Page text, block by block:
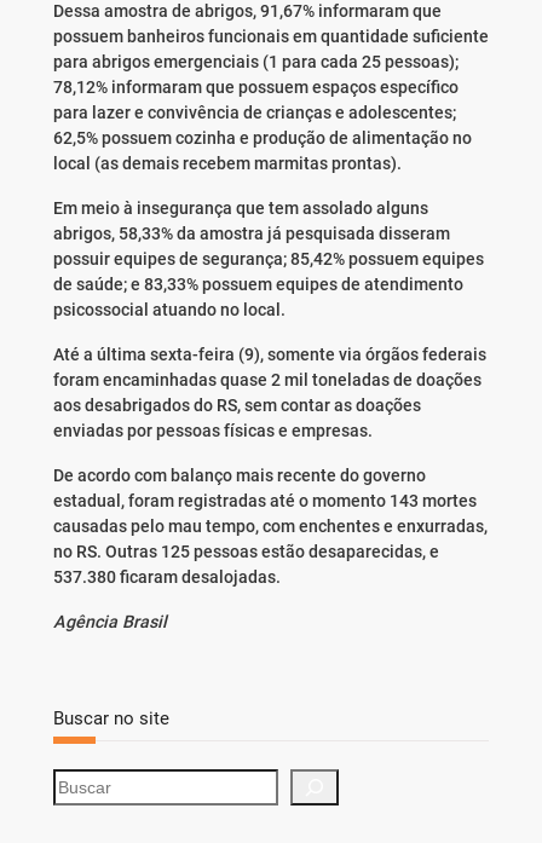
Dessa amostra de abrigos, 91,67% informaram que
possuem banheiros funcionais em quantidade suficiente
para abrigos emergenciais (1 para cada 25 pessoas);
78,12% informaram que possuem espaços específico
para lazer e convivência de crianças e adolescentes;
62,5% possuem cozinha e produção de alimentação no
local (as demais recebem marmitas prontas).
Em meio à insegurança que tem assolado alguns
abrigos, 58,33% da amostra já pesquisada disseram
possuir equipes de segurança; 85,42% possuem equipes
de saúde; e 83,33% possuem equipes de atendimento
psicossocial atuando no local.
Até a última sexta-feira (9), somente via órgãos federais
foram encaminhadas quase 2 mil toneladas de doações
aos desabrigados do RS, sem contar as doações
enviadas por pessoas físicas e empresas.
De acordo com balanço mais recente do governo
estadual, foram registradas até o momento 143 mortes
causadas pelo mau tempo, com enchentes e enxurradas,
no RS. Outras 125 pessoas estão desaparecidas, e
537.380 ficaram desalojadas.
Agência Brasil
Buscar no site
S
e